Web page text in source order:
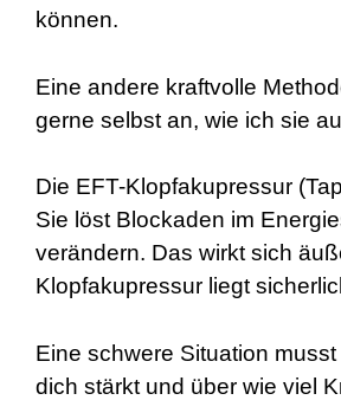
können.
Eine andere kraftvolle
gerne selbst an, wie ich sie
Die EFT-Klopfakupressur
Sie löst Blockaden im
verändern. Das wirkt sich
Klopfakupressur liegt
Eine schwere Situation
dich stärkt und über wie viel